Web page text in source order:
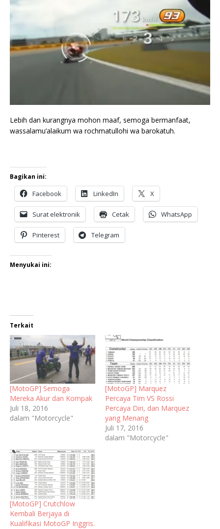
Lebih dan kurangnya mohon maaf, semoga bermanfaat,
wassalamu’alaikum wa rochmatullohi wa barokatuh.
Bagikan ini:
Facebook LinkedIn X
Surat elektronik Cetak WhatsApp
Pinterest Telegram
Menyukai ini:
Terkait
[MotoGP] Semoga
Mereka Akur dan Kompak
Juli 18, 2016
dalam "Motorcycle"
[MotoGP] Marquez
Percaya Tim VS Rossi
Percaya Diri, dan Marquez
yang Menang
Juli 17, 2016
dalam "Motorcycle"
[MotoGP] Crutchlow
Kembali Berjaya di
Kualifikasi MotoGP Inggris.